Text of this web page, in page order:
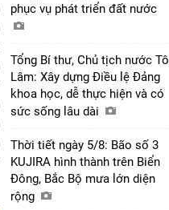
phục vụ phát triển đất nước
Tổng Bí thư, Chủ tịch nước Tô
Lâm: Xây dựng Điều lệ Đảng
khoa học, dễ thực hiện và có
sức sống lâu dài
Thời tiết ngày 5/8: Bão số 3
KUJIRA hình thành trên Biển
Đông, Bắc Bộ mưa lớn diện
rộng